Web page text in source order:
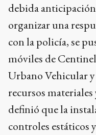
debida
organizar una
con la policía, se
móviles de
Urbano Vehicular
recursos
definió que la
controles estáticos